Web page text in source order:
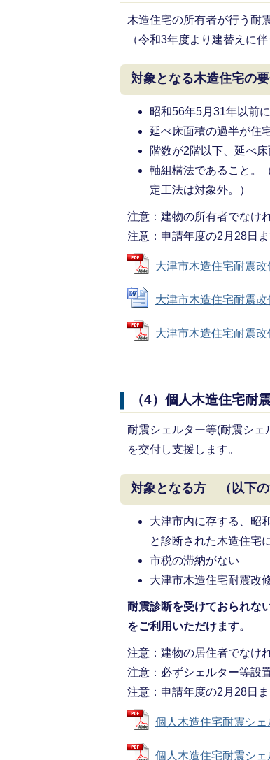
木造住宅の所有者が行う耐
（令和3年度より建替えに
対象となる木造住宅の
昭和56年5月31年以前
延べ床面積の過半が住
階数が2階以下、延べ
軸組構法であること。
定工法は対象外。）
注意：建物の所有者でなけ
注意：申請年度の2月28日
大津市木造住宅耐震
大津市木造住宅耐震
大津市木造住宅耐震
（4）個人木造住宅耐
耐震シェルター等(耐震シ
を交付し支援します。
対象となる方 （以下の
大津市内に存する、昭
と診断された木造住宅
市税の滞納がない
大津市木造住宅耐震改
耐震診断を受けておられな
をご利用いただけます。
注意：建物の居住者でなけ
注意：必ずシェルター等設
注意：申請年度の2月28日
個人木造住宅耐震シ
個人木造住宅耐震シ